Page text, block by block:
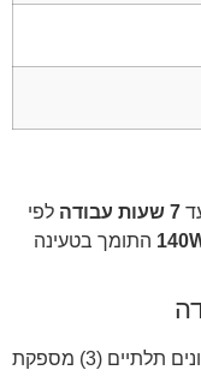
7 שעות עבודה
לפי
התומך בטעינה
מערכת שמע מרובת רמקולים (6) ומיקרופונים תלתיים (3) מספקת